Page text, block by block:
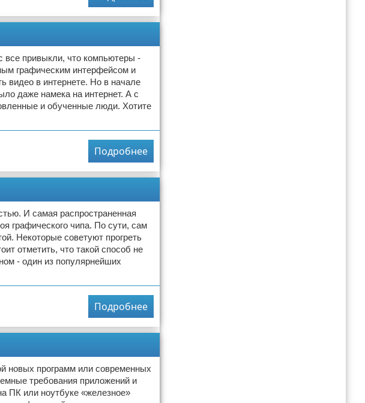
все привыкли, что компьютеры -
графическим интерфейсом и
видео в интернете. Но в начале
даже намека на интернет. А с
и обученные люди. Хотите
Подробнее
И самая распространенная
графического чипа. По сути, сам
Некоторые советуют прогреть
отметить, что такой способ не
- один из популярнейших
Подробнее
новых программ или современных
требования приложений и
ПК или ноутбуке «железное»